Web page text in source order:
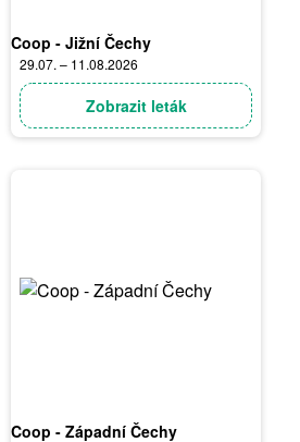
Coop - Jižní Čechy
29.07. – 11.08.2026
Zobrazit leták
Coop - Západní Čechy